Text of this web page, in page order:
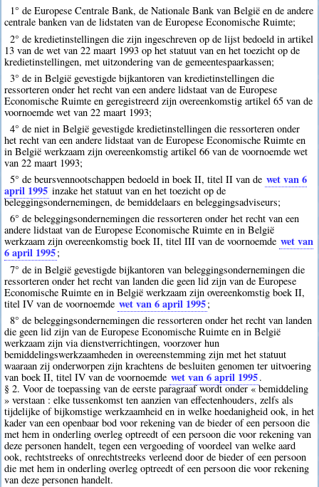
1° de Europese Centrale Bank, de Nationale Bank van België en de andere
centrale banken van de lidstaten van de Europese Economische Ruimte;
2° de kredietinstellingen die zijn ingeschreven op de lijst bedoeld in artikel
13 van de wet van 22 maart 1993 op het statuut van en het toezicht op de
kredietinstellingen, met uitzondering van de gemeentespaarkassen;
3° de in België gevestigde bijkantoren van kredietinstellingen die
ressorteren onder het recht van een andere lidstaat van de Europese
Economische Ruimte en geregistreerd zijn overeenkomstig artikel 65 van de
voornoemde wet van 22 maart 1993;
4° de niet in België gevestigde kredietinstellingen die ressorteren onder
het recht van een andere lidstaat van de Europese Economische Ruimte en
in België werkzaam zijn overeenkomstig artikel 66 van de voornoemde wet
van 22 maart 1993;
5° de beursvennootschappen bedoeld in boek II, titel II van de wet van 6
april 1995 inzake het statuut van en het toezicht op de
beleggingsondernemingen, de bemiddelaars en beleggingsadviseurs;
6° de beleggingsondernemingen die ressorteren onder het recht van een
andere lidstaat van de Europese Economische Ruimte en in België
werkzaam zijn overeenkomstig boek II, titel III van de voornoemde wet van
6 april 1995;
7° de in België gevestigde bijkantoren van beleggingsondernemingen die
ressorteren onder het recht van landen die geen lid zijn van de Europese
Economische Ruimte en in België werkzaam zijn overeenkomstig boek II,
titel IV van de voornoemde wet van 6 april 1995;
8° de beleggingsondernemingen die ressorteren onder het recht van landen
die geen lid zijn van de Europese Economische Ruimte en in België
werkzaam zijn via dienstverrichtingen, voorzover hun
bemiddelingswerkzaamheden in overeenstemming zijn met het statuut
waaraan zij onderworpen zijn krachtens de besluiten genomen ter uitvoering
van boek II, titel IV van de voornoemde wet van 6 april 1995.
§ 2. Voor de toepassing van de eerste paragraaf wordt onder « bemiddeling
» verstaan : elke tussenkomst ten aanzien van effectenhouders, zelfs als
tijdelijke of bijkomstige werkzaamheid en in welke hoedanigheid ook, in het
kader van een openbaar bod voor rekening van de bieder of een persoon die
met hem in onderling overleg optreedt of een persoon die voor rekening van
deze personen handelt, tegen een vergoeding of voordeel van welke aard
ook, rechtstreeks of onrechtstreeks verleend door de bieder of een persoon
die met hem in onderling overleg optreedt of een persoon die voor rekening
van deze personen handelt.